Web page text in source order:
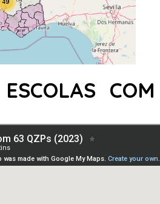
COM